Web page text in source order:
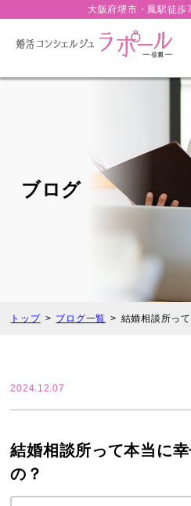
大阪府堺市・鳳駅徒歩
ブログ
トップ ブログ一覧 結婚相談所っ
2024.12.07
結婚相談所って本当に
の？